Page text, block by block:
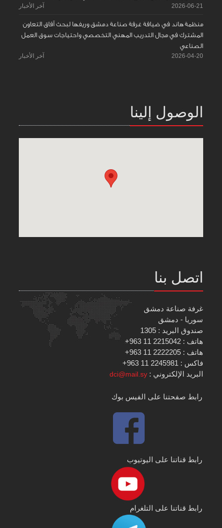
2026-06-21 آخر الأخبار
منظمة هاند في ضيافة غرفة صناعة دمشق وريفها لبحث آفاق التعاون
المشترك في مجال التدريب المهني التخصصي واحتياجات سوق العمل
الصناعي
2026-04-20 آخر الأخبار
الوصول إلينا
اتصل بنا
غرفة صناعة دمشق
سوريا - دمشق
صندوق البريد : 1305
هاتف : 2215042 11 963+
هاتف : 2222205 11 963+
فاكس : 2245981 11 963+
البريد الإلكتروني :dci@mail.sy
رابط صفحتنا على الفيس بوك
رابط قناتنا على اليوتيوب
رابط قناتنا على التلغرام